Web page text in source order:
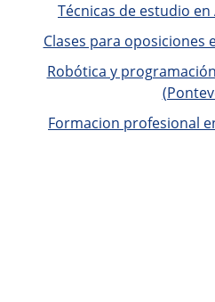
Técnicas de estudio
Clases para oposiciones
Robótica y
Formacion profesional